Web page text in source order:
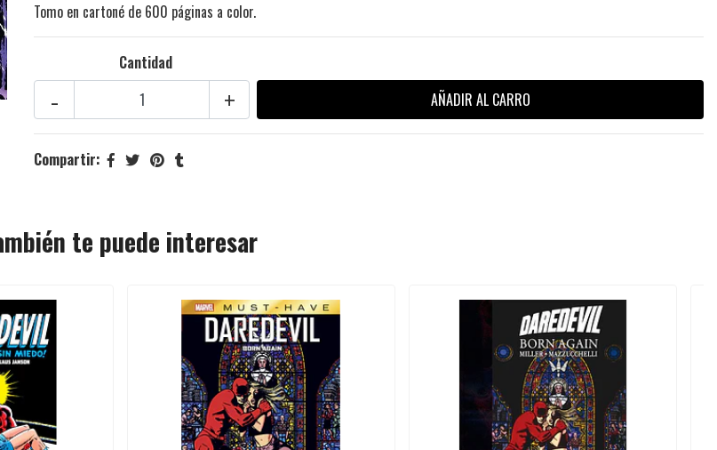
Tomo en cartoné de 600 páginas a color.
Cantidad
+
-
Compartir:
te puede interesar